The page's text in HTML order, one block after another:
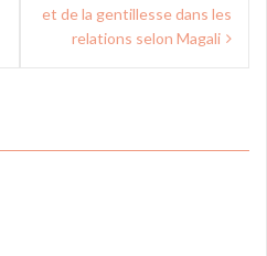
et de la gentillesse dans les
relations selon Magali